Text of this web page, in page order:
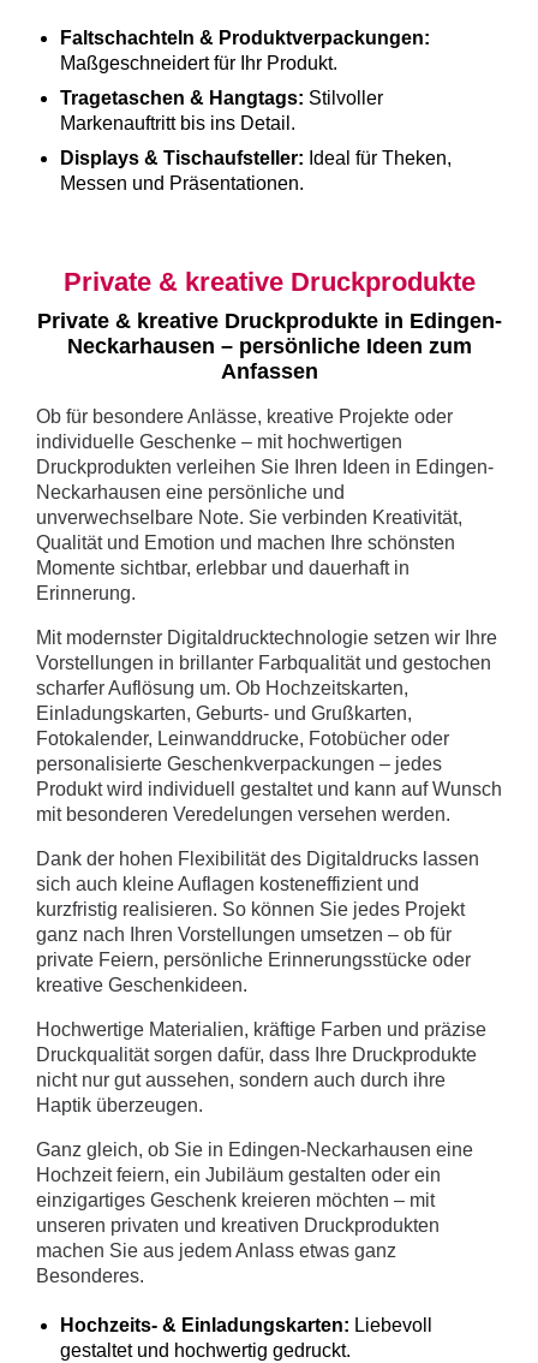
Faltschachteln & Produktverpackungen:
Maßgeschneidert für Ihr Produkt.
Tragetaschen & Hangtags: Stilvoller
Markenauftritt bis ins Detail.
Displays & Tischaufsteller: Ideal für Theken,
Messen und Präsentationen.
Private & kreative Druckprodukte
Private & kreative Druckprodukte in Edingen-
Neckarhausen – persönliche Ideen zum
Anfassen
Ob für besondere Anlässe, kreative Projekte oder
individuelle Geschenke – mit hochwertigen
Druckprodukten verleihen Sie Ihren Ideen in Edingen-
Neckarhausen eine persönliche und
unverwechselbare Note. Sie verbinden Kreativität,
Qualität und Emotion und machen Ihre schönsten
Momente sichtbar, erlebbar und dauerhaft in
Erinnerung.
Mit modernster Digitaldrucktechnologie setzen wir Ihre
Vorstellungen in brillanter Farbqualität und gestochen
scharfer Auflösung um. Ob Hochzeitskarten,
Einladungskarten, Geburts- und Grußkarten,
Fotokalender, Leinwanddrucke, Fotobücher oder
personalisierte Geschenkverpackungen – jedes
Produkt wird individuell gestaltet und kann auf Wunsch
mit besonderen Veredelungen versehen werden.
Dank der hohen Flexibilität des Digitaldrucks lassen
sich auch kleine Auflagen kosteneffizient und
kurzfristig realisieren. So können Sie jedes Projekt
ganz nach Ihren Vorstellungen umsetzen – ob für
private Feiern, persönliche Erinnerungsstücke oder
kreative Geschenkideen.
Hochwertige Materialien, kräftige Farben und präzise
Druckqualität sorgen dafür, dass Ihre Druckprodukte
nicht nur gut aussehen, sondern auch durch ihre
Haptik überzeugen.
Ganz gleich, ob Sie in Edingen-Neckarhausen eine
Hochzeit feiern, ein Jubiläum gestalten oder ein
einzigartiges Geschenk kreieren möchten – mit
unseren privaten und kreativen Druckprodukten
machen Sie aus jedem Anlass etwas ganz
Besonderes.
Hochzeits- & Einladungskarten: Liebevoll
gestaltet und hochwertig gedruckt.